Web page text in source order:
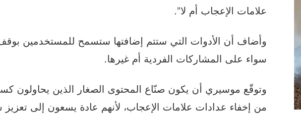
علامات الإعجاب أم لا”.
وأضاف أن الأدوات التي ستتم إضافتها ستسمح للمستخدمين
سواء على المشاركات الفردية أم غيرها.
وتوقّع موسيري أن يكون صنّاع المحتوى الصغار الذين يحاولون
من إخفاء عدادات علامات الإعجاب، لأنهم عادة يسعون إلى تعزيز